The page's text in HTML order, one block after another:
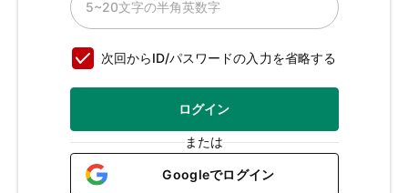
次回からID/パスワードの入力を省略する
ログイン
または
Googleでログイン